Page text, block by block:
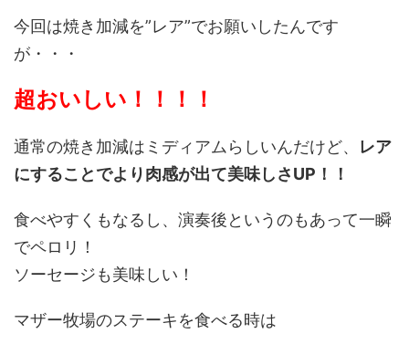
今回は焼き加減を”レア”でお願いしたんです
が・・・
超おいしい！！！！
通常の焼き加減はミディアムらしいんだけど、 レア
にすることでより肉感が出て美味しさUP！！
食べやすくもなるし、演奏後というのもあって一瞬
でペロリ！
ソーセージも美味しい！
マザー牧場のステーキを食べる時は